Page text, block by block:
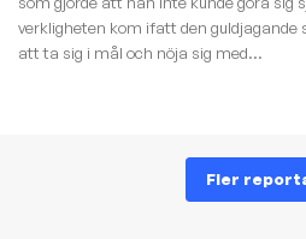
verkligheten kom ifatt den
att ta sig i mål och nöja sig med...
Fler